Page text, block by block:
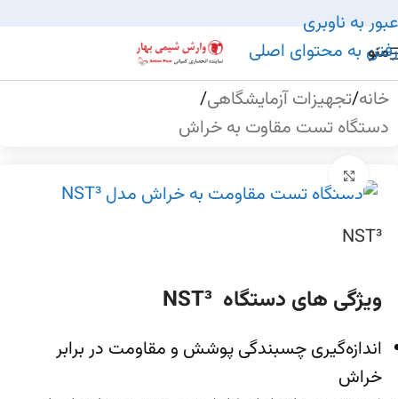
عبور به ناوبری
رفتن به محتوای اصلی
منو
خانه/تجهیزات آزمایشگاهی/
دستگاه تست مقاوت به خراش
NST³
ویژگی های دستگاه NST³
اندازه‌گیری چسبندگی پوشش و مقاومت در برابر
خراش